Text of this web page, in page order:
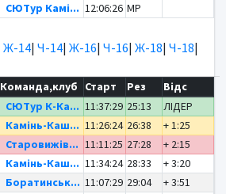
СЮТур Камі... 12:06:26 MP
Ж-14| Ч-14| Ж-16| Ч-16| Ж-18| Ч-18|
Команда,клуб Старт Рез
Відс
СЮТур К-Ка... 11:37:29 25:13
ЛІДЕР
Камінь-Каш... 11:26:24 26:38
+ 1:25
Старовижів... 11:11:25 27:28
+ 2:15
Камінь-Каш... 11:34:24 28:33
+ 3:20
Боратинськ... 11:07:29 29:04
+ 3:51